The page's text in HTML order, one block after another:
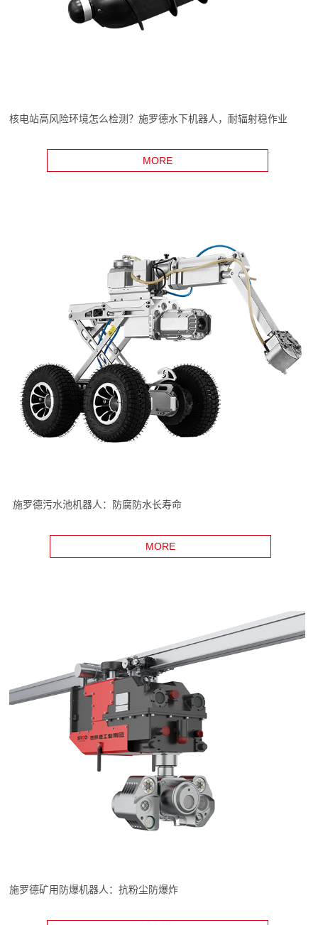
核电站高风险环境怎么检测？施罗德水下机器人，耐辐射稳作业
MORE
施罗德污水池机器人：防腐防水长寿命
MORE
施罗德矿用防爆机器人：抗粉尘防爆炸